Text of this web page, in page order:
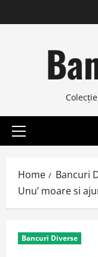
to
Primary
Home
Bancuri
Unu’ moare si
Bancuri Diverse